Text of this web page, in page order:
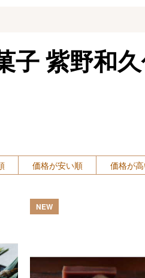
子 紫野和
価格が安い順 価格が
NEW